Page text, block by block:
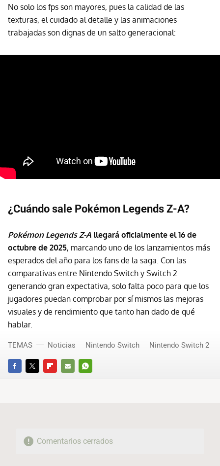
No solo los fps son mayores, pues la calidad de las
texturas, el cuidado al detalle y las animaciones
trabajadas son dignas de un salto generacional:
¿Cuándo sale Pokémon Legends Z-A?
Pokémon Legends Z-A llegará oficialmente el16 de
octubre de 2025, marcando uno de los lanzamientos más
esperados del año para los fans de la saga. Con las
comparativas entre Nintendo Switch y Switch 2
generando gran expectativa, solo falta poco para que los
jugadores puedan comprobar por sí mismos las mejoras
visuales y de rendimiento que tanto han dado de qué
hablar.
FACEBOOKTWITTERFLIPBOARD
E-
WHATSAPP
TEMAS Noticias Nintendo Switch Nintendo Switch 2
Comentarios cerrados